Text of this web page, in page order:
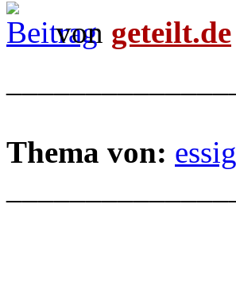
von geteilt.de
Thema von: essig